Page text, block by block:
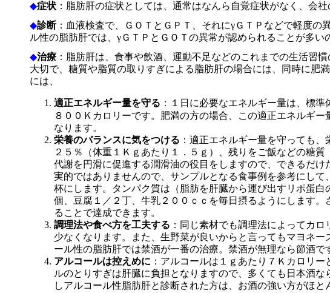
◆症状：脂肪肝の症状としては、通常はなんら自覚症状がなく、会
◆診断：血液検査で、ＧＯＴとＧＰＴ、それにγＧＴＰなどで軽度
ル性の脂肪肝では、γＧＴＰとＧＯＴの異常が認められることが多
◆治療：脂肪肝は、食事や飲酒、運動不足などのこれまでの生活習
大切で、糖質や脂質の取りすぎによる脂肪肝の場合には、同時に肥
には、
適正エネルギー量を守る ：１日に必要なエネルギー量は、標準
８００Ｋカロリーです。肥満の方の場合、この適正エネルギ
なります。
栄養のバランスに気をつける ：適正エネルギー量を守っても
２５％（体重１Ｋｇあたり１．５ｇ）、残りをご飯などの糖
代謝を円滑に促進する潤滑油の役目をしますので、できるだ
実的ではありませんので、サンプルとなる食事例を参考にし
杯にします。タンパク質は（脂肪を肝臓から運び出すリポ蛋
個、豆腐１／２丁、牛乳２００ｃｃを毎日摂るようにします
ることで達成できます。
調理法や食べ方を工夫する ：同じ素材でも調理法によってカ
少なくなります。また、生野菜が良いからと言ってもマヨネ
ール性の脂肪肝では禁酒が一番の治療。禁酒が無理なら節酒で
アルコールは控えめに ：アルコールは１ｇあたり７Ｋカロリ
ルのとりすぎは肝臓に負担となりますので、多くても日本酒
しアルコール性脂肪肝と診断された方は、お酒の強い方がほ